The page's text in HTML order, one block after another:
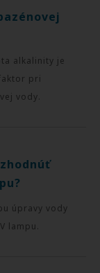
alkalinity je
pri
vody.
úpravy vody
lampu.